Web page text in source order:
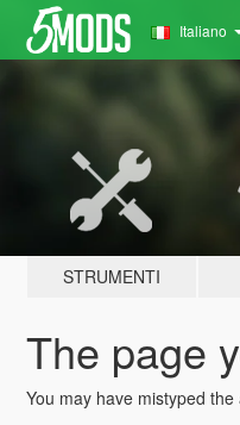
Italiano
STRUMENTI
The page
You may have mistyped